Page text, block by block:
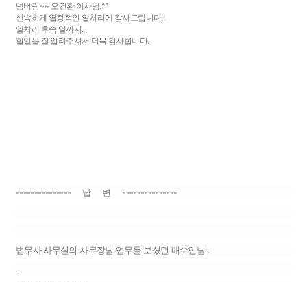
넘버랑~~ 오건환 이사님.^^
신속하게 열정적인 일처리에 감사드립니다!!
일처리 후속 일까지...
할일을 잘 알려주셔서 더욱 감사합니다.
--------------- 답 변 ---------------
법무사 사무실의 사무장님 업무를 보셨던 매수인님..
.